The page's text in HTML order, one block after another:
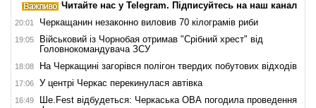
Читайте нас у Telegram. Підписуйтесь на наш канал
20:01 Черкащанин незаконно виловив 70 кілограмів риби
19:05
Військовий із Чорнобая отримав "Срібний хрест" від
Головнокомандувача ЗСУ
18:08 На Черкащині загорівся полігон твердих побутових відходів
17:06 У центрі Черкас перекинулася автівка
16:49
Ше.Fest відбудеться: Черкаська ОВА погодила проведення